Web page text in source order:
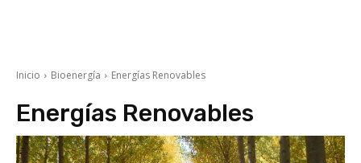
Inicio Bioenergía Energías Renovables
Energías Renovables